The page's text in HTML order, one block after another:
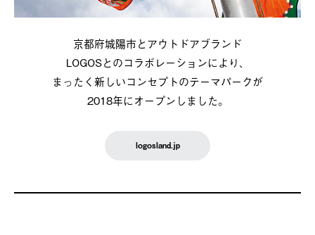
京都府城陽市とアウトドアブランド
LOGOSとのコラボレーションにより、
まったく新しいコンセプトのテーマパークが
2018年にオープンしました。
logosland.jp